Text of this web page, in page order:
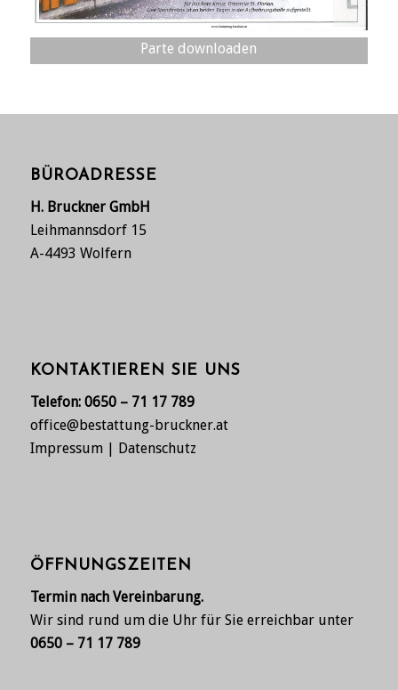
Parte downloaden
BÜROADRESSE
H. Bruckner GmbH
Leihmannsdorf 15
A-4493 Wolfern
KONTAKTIEREN SIE UNS
Telefon: 0650 – 71 17 789
office@bestattung-bruckner.at
Impressum| Datenschutz
ÖFFNUNGSZEITEN
Termin nach Vereinbarung.
Wir sind rund um die Uhr für Sie erreichbar unter
0650 – 71 17 789